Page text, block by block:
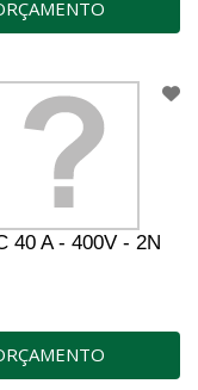
40 A - 400V - 2N